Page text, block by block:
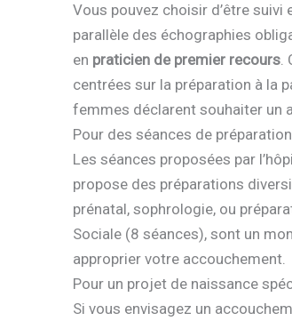
Vous pouvez choisir d’être
parallèle des échographies
en praticien de premier recours.
centrées sur la préparation à la
femmes déclarent souhaiter un
Pour des séances de
Les séances proposées par
propose des préparations
prénatal, sophrologie, ou
Sociale (8 séances), sont un
approprier votre accouchement.
Pour un projet de naissance
Si vous envisagez un